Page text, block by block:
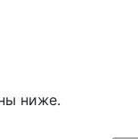
ниже.